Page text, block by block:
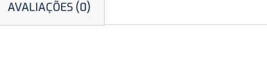
AVALIAÇÕES (0)